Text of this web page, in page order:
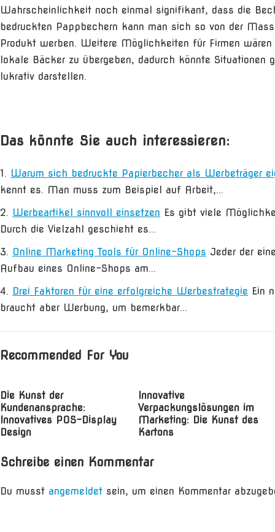
Wahrscheinlichkeit noch einmal signifikant, dass die
bedruckten Pappbechern kann man sich so von der
Produkt werben. Weitere Möglichkeiten für Firmen
lokale Bäcker zu übergeben, dadurch könnte
lukrativ darstellen.
Das könnte Sie auch interessieren:
Warum sich bedruckte Papierbecher als Werbeträger
kennt es. Man muss zum Beispiel auf Arbeit,...
Werbeartikel sinnvoll einsetzen Es gibt viele
Durch die Vielzahl geschieht es...
Online Marketing Tools für Online-Shops Jeder der
Aufbau eines Online-Shops am...
Drei Faktoren für eine erfolgreiche Werbestrategie Ein
braucht aber Werbung, um bemerkbar...
Recommended For You
Die Kunst der
Kundenansprache:
Innovatives POS-Display
Design
Innovative
Verpackungslösungen im
Marketing: Die Kunst des
Kartons
Schreibe einen Kommentar
Du musst angemeldet sein, um einen Kommentar